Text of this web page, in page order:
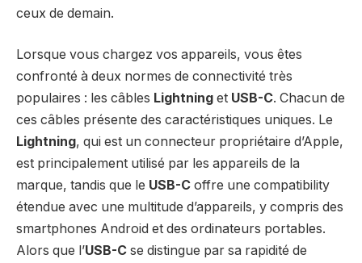
ceux de demain.
Lorsque vous chargez vos appareils, vous êtes
confronté à deux normes de connectivité très
populaires : les câbles Lightning et USB-C. Chacun de
ces câbles présente des caractéristiques uniques. Le
Lightning, qui est un connecteur propriétaire d’Apple,
est principalement utilisé par les appareils de la
marque, tandis que le USB-C offre une compatibility
étendue avec une multitude d’appareils, y compris des
smartphones Android et des ordinateurs portables.
Alors que l’USB-C se distingue par sa rapidité de